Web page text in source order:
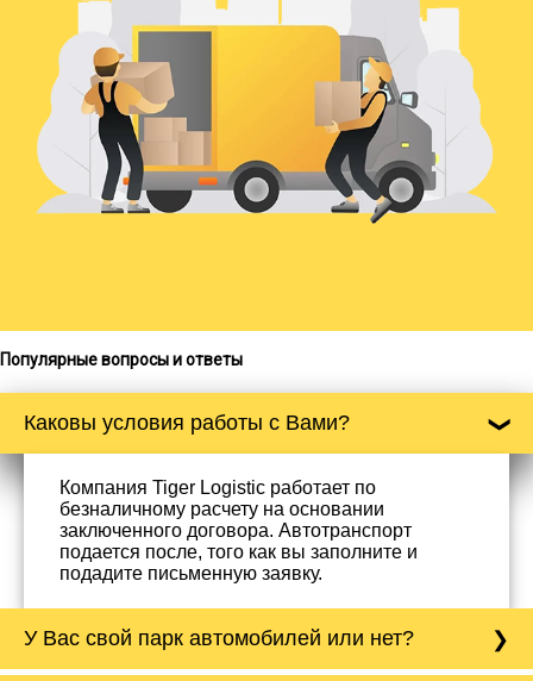
Популярные вопросы и ответы
Каковы условия работы с Вами?
Компания Tiger Logistic работает по
безналичному расчету на основании
заключенного договора. Автотранспорт
подается после, того как вы заполните и
подадите письменную заявку.
У Вас свой парк автомобилей или нет?